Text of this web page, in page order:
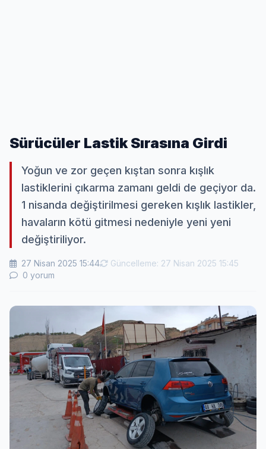
Sürücüler Lastik Sırasına Girdi
Yoğun ve zor geçen kıştan sonra kışlık
lastiklerini çıkarma zamanı geldi de geçiyor da.
1 nisanda değiştirilmesi gereken kışlık lastikler,
havaların kötü gitmesi nedeniyle yeni yeni
değiştiriliyor.
27 Nisan 2025 15:44
Güncelleme: 27 Nisan 2025 15:45
0 yorum